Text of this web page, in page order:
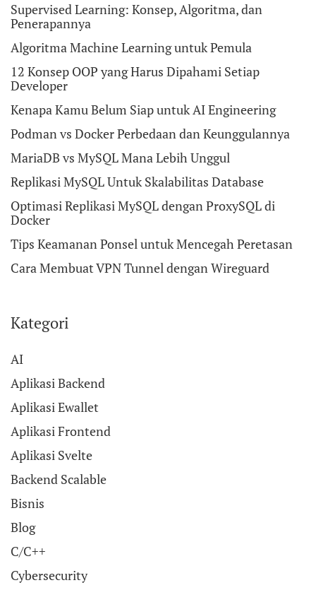
Supervised Learning: Konsep, Algoritma, dan
Penerapannya
Algoritma Machine Learning untuk Pemula
12 Konsep OOP yang Harus Dipahami Setiap
Developer
Kenapa Kamu Belum Siap untuk AI Engineering
Podman vs Docker Perbedaan dan Keunggulannya
MariaDB vs MySQL Mana Lebih Unggul
Replikasi MySQL Untuk Skalabilitas Database
Optimasi Replikasi MySQL dengan ProxySQL di
Docker
Tips Keamanan Ponsel untuk Mencegah Peretasan
Cara Membuat VPN Tunnel dengan Wireguard
Kategori
AI
Aplikasi Backend
Aplikasi Ewallet
Aplikasi Frontend
Aplikasi Svelte
Backend Scalable
Bisnis
Blog
C/C++
Cybersecurity